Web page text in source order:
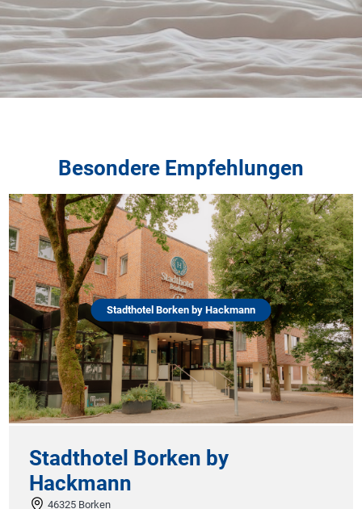
Besondere Empfehlungen
Stadthotel Borken by Hackmann
Stadthotel Borken by
Hackmann
46325 Borken